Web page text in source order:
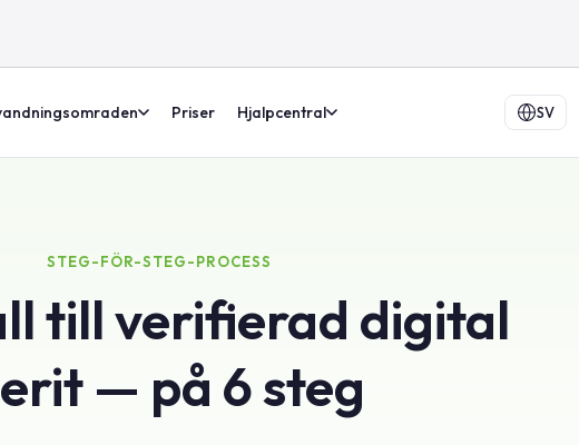
Priser Hjalpcentral SV
STEG-FÖR-STEG-PROCESS
till verifierad digital
— på 6 steg